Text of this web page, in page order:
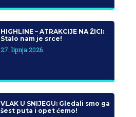
HIGHLINE – ATRAKCIJE NA ŽICI:
Stalo nam je srce!
27. lipnja 2026.
VLAK U SNIJEGU: Gledali smo ga
šest puta i opet ćemo!